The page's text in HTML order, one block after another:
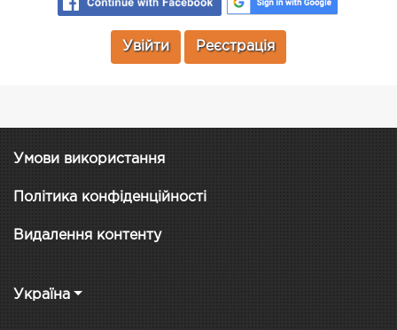
Увійти Реєстрація
Умови використання
Політика конфіденційності
Видалення контенту
Україна